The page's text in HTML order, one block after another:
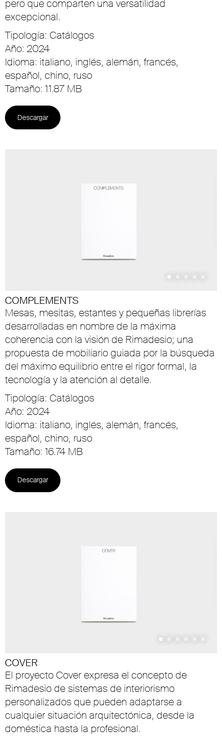
pero que comparten una versatilidad
excepcional.
Tipología: Catálogos
Año: 2024
Idioma: italiano, inglés, alemán, francés,
español, chino, ruso
Tamaño: 11.87 MB
Descargar
COMPLEMENTS
Mesas, mesitas, estantes y pequeñas librerías
desarrolladas en nombre de la máxima
coherencia con la visión de Rimadesio; una
propuesta de mobiliario guiada por la búsqueda
del máximo equilibrio entre el rigor formal, la
tecnología y la atención al detalle.
Tipología: Catálogos
Año: 2024
Idioma: italiano, inglés, alemán, francés,
español, chino, ruso
Tamaño: 16.74 MB
Descargar
COVER
El proyecto Cover expresa el concepto de
Rimadesio de sistemas de interiorismo
personalizados que pueden adaptarse a
cualquier situación arquitectónica, desde la
doméstica hasta la profesional.